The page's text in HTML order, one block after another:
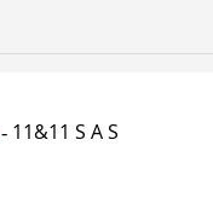
- 11&11 S A S